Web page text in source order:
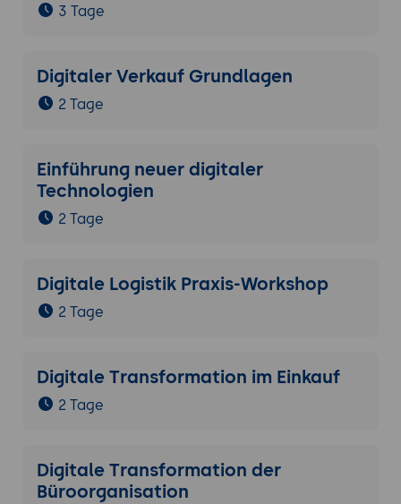
3 Tage
Digitaler Verkauf Grundlagen
2 Tage
Einführung neuer digitaler
Technologien
2 Tage
Digitale Logistik Praxis-Workshop
2 Tage
Digitale Transformation im Einkauf
2 Tage
Digitale Transformation der
Büroorganisation